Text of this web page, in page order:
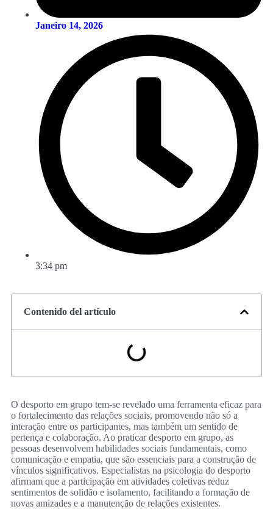
Janeiro 14, 2026
3:34 pm
Contenido del artículo
O desporto em grupo tem-se revelado uma ferramenta eficaz para
o fortalecimento das relações sociais, promovendo não só a
interação entre os participantes, mas também um sentido de
pertença e colaboração. Ao praticar desporto em grupo, as
pessoas desenvolvem habilidades sociais fundamentais, como
comunicação e empatia, que são essenciais para a construção de
vínculos significativos. Especialistas na psicologia do desporto
afirmam que a participação em atividades coletivas reduz
sentimentos de solidão e isolamento, facilitando a formação de
novas amizades e a manutenção de relações existentes.